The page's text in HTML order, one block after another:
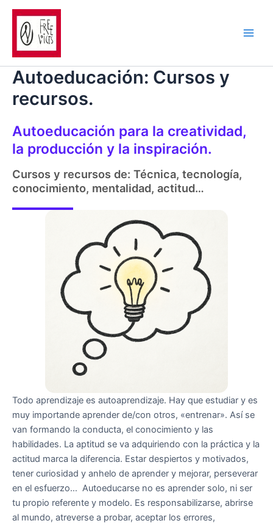
contenido
Autoeducación: Cursos y
recursos.
Autoeducación para la creatividad,
la producción y la inspiración.
Cursos y recursos de: Técnica, tecnología,
conocimiento, mentalidad, actitud…
Todo aprendizaje es autoaprendizaje. Hay que estudiar y es
muy importande aprender de/con otros, «entrenar». Así se
van formando la conducta, el conocimiento y las
habilidades. La aptitud se va adquiriendo con la práctica y la
actitud marca la diferencia. Estar despiertos y motivados,
tener curiosidad y anhelo de aprender y mejorar, perseverar
en el esfuerzo… Autoeducarse no es aprender solo, ni ser
tu propio referente y modelo. Es responsabilizarse, abrirse
al mundo, atreverse a probar, aceptar los errores,